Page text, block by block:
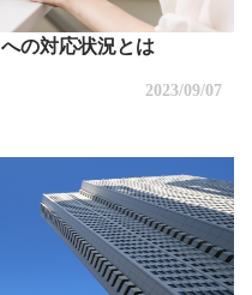
の対応状況とは
2023/09/07